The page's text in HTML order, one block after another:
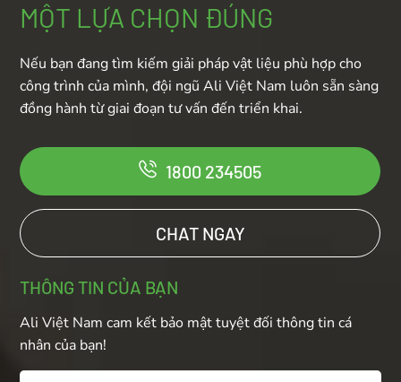
MỘT LỰA CHỌN ĐÚNG
Nếu bạn đang tìm kiếm giải pháp vật liệu phù hợp cho
công trình của mình, đội ngũ Ali Việt Nam luôn sẵn sàng
đồng hành từ giai đoạn tư vấn đến triển khai.
1800 234505
CHAT NGAY
THÔNG TIN CỦA BẠN
Ali Việt Nam cam kết bảo mật tuyệt đối thông tin cá
nhân của bạn!